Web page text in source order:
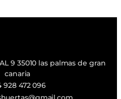
9 35010 las palmas de gran
canaria
928 472 096